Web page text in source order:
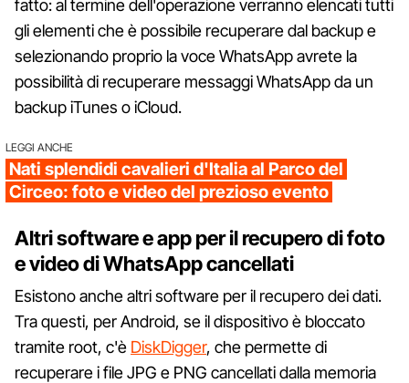
fatto: al termine dell'operazione verranno elencati tutti
gli elementi che è possibile recuperare dal backup e
selezionando proprio la voce WhatsApp avrete la
possibilità di recuperare messaggi WhatsApp da un
backup iTunes o iCloud.
LEGGI ANCHE
Nati splendidi cavalieri d'Italia al Parco del
Circeo: foto e video del prezioso evento
Altri software e app per il recupero di foto
e video di WhatsApp cancellati
Esistono anche altri software per il recupero dei dati.
Tra questi, per Android, se il dispositivo è bloccato
tramite root, c'è DiskDigger, che permette di
recuperare i file JPG e PNG cancellati dalla memoria